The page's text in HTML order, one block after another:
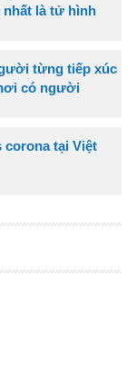
nhất là tử hình
từng tiếp xúc
có người
corona tại Việt